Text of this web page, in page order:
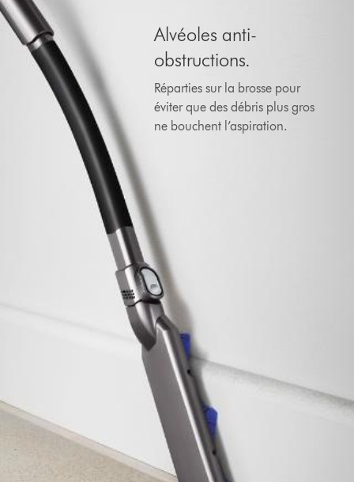
Alvéoles anti-
obstructions.
Réparties sur la brosse pour
éviter que des débris plus gros
ne bouchent l’aspiration.